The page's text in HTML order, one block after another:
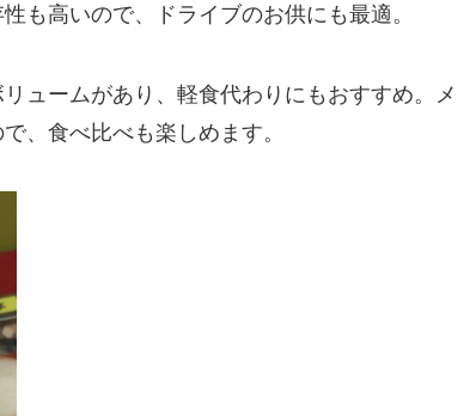
も高いので、ドライブのお供にも最適。
ュームがあり、軽食代わりにもおすすめ。メ
、食べ比べも楽しめます。